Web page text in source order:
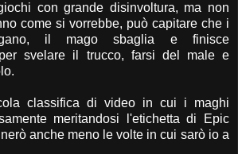
con grande disinvoltura, ma non
come si vorrebbe, può capitare che i
il mago sbaglia e finisce
per svelare il trucco, farsi del male e
classifica di video in cui i maghi
meritandosi l'etichetta di Epic
anche meno le volte in cui sarò io a